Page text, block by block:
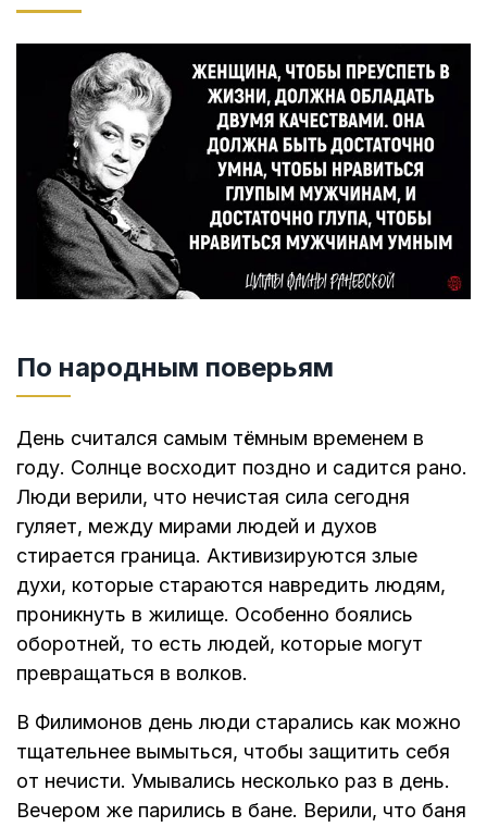
По народным поверьям
День считался самым тёмным временем в
году. Солнце восходит поздно и садится рано.
Люди верили, что нечистая сила сегодня
гуляет, между мирами людей и духов
стирается граница. Активизируются злые
духи, которые стараются навредить людям,
проникнуть в жилище. Особенно боялись
оборотней, то есть людей, которые могут
превращаться в волков.
В Филимонов день люди старались как можно
тщательнее вымыться, чтобы защитить себя
от нечисти. Умывались несколько раз в день.
Вечером же парились в бане. Верили, что баня